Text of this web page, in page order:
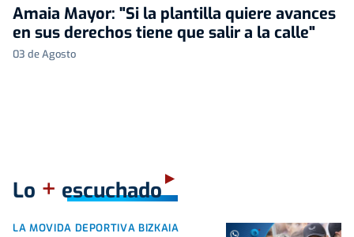
Amaia Mayor: "Si la plantilla quiere avances
en sus derechos tiene que salir a la calle"
03 de Agosto
Lo + escuchado
LA MOVIDA DEPORTIVA BIZKAIA